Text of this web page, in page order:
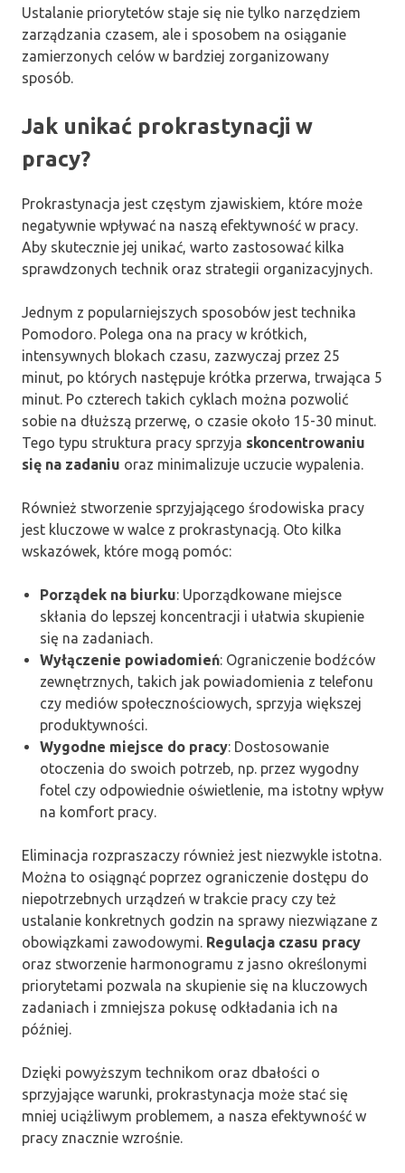
Ustalanie priorytetów staje się nie tylko narzędziem
zarządzania czasem, ale i sposobem na osiąganie
zamierzonych celów w bardziej zorganizowany
sposób.
Jak unikać prokrastynacji w
pracy?
Prokrastynacja jest częstym zjawiskiem, które może
negatywnie wpływać na naszą efektywność w pracy.
Aby skutecznie jej unikać, warto zastosować kilka
sprawdzonych technik oraz strategii organizacyjnych.
Jednym z popularniejszych sposobów jest technika
Pomodoro. Polega ona na pracy w krótkich,
intensywnych blokach czasu, zazwyczaj przez 25
minut, po których następuje krótka przerwa, trwająca 5
minut. Po czterech takich cyklach można pozwolić
sobie na dłuższą przerwę, o czasie około 15-30 minut.
Tego typu struktura pracy sprzyja skoncentrowaniu
się na zadaniu oraz minimalizuje uczucie wypalenia.
Również stworzenie sprzyjającego środowiska pracy
jest kluczowe w walce z prokrastynacją. Oto kilka
wskazówek, które mogą pomóc:
Porządek na biurku: Uporządkowane miejsce
skłania do lepszej koncentracji i ułatwia skupienie
się na zadaniach.
Wyłączenie powiadomień: Ograniczenie bodźców
zewnętrznych, takich jak powiadomienia z telefonu
czy mediów społecznościowych, sprzyja większej
produktywności.
Wygodne miejsce do pracy: Dostosowanie
otoczenia do swoich potrzeb, np. przez wygodny
fotel czy odpowiednie oświetlenie, ma istotny wpływ
na komfort pracy.
Eliminacja rozpraszaczy również jest niezwykle istotna.
Można to osiągnąć poprzez ograniczenie dostępu do
niepotrzebnych urządzeń w trakcie pracy czy też
ustalanie konkretnych godzin na sprawy niezwiązane z
obowiązkami zawodowymi. Regulacja czasu pracy
oraz stworzenie harmonogramu z jasno określonymi
priorytetami pozwala na skupienie się na kluczowych
zadaniach i zmniejsza pokusę odkładania ich na
później.
Dzięki powyższym technikom oraz dbałości o
sprzyjające warunki, prokrastynacja może stać się
mniej uciążliwym problemem, a nasza efektywność w
pracy znacznie wzrośnie.